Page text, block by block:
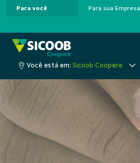
Pular para o Conteúdo principal
Para você Para sua Empresa
Você está em: Sicoob Coopere